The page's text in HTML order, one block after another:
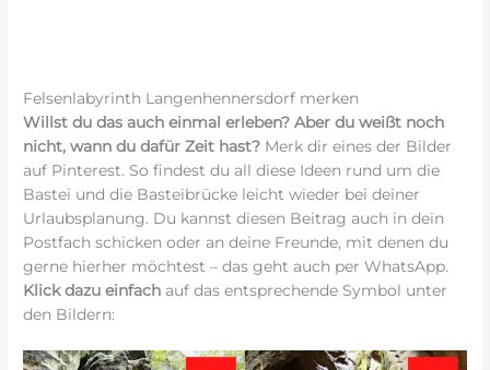
Felsenlabyrinth Langenhennersdorf merken
Willst du das auch einmal erleben? Aber du weißt noch
nicht, wann du dafür Zeit hast? Merk dir eines der Bilder
auf Pinterest. So findest du all diese Ideen rund um die
Bastei und die Basteibrücke leicht wieder bei deiner
Urlaubsplanung. Du kannst diesen Beitrag auch in dein
Postfach schicken oder an deine Freunde, mit denen du
gerne hierher möchtest – das geht auch per WhatsApp.
Klick dazu einfach auf das entsprechende Symbol unter
den Bildern: